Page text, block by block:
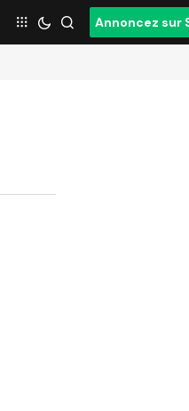
Annoncez sur